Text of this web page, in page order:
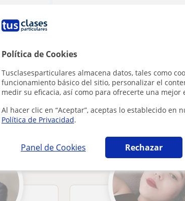
Política de Cookies
Tusclasesparticulares almacena datos, tales como
funcionamiento básico del sitio, personalizar el
medir su eficacia, así como para ofrecerte una mejor
Al hacer clic en “Aceptar”, aceptas lo establecido en
Política de Privacidad.
Panel de Cookies Rechazar
en Calafell que